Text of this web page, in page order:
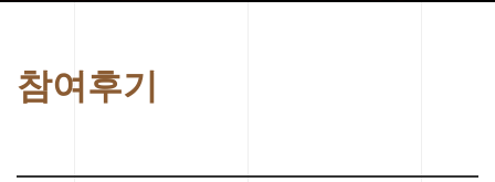
참여후기